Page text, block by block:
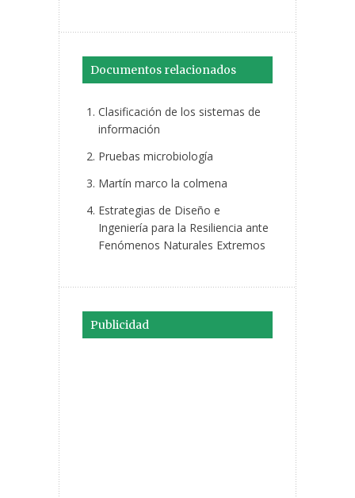
Documentos relacionados
Clasificación de los sistemas de
información
Pruebas microbiología
Martín marco la colmena
Estrategias de Diseño e
Ingeniería para la Resiliencia ante
Fenómenos Naturales Extremos
Publicidad